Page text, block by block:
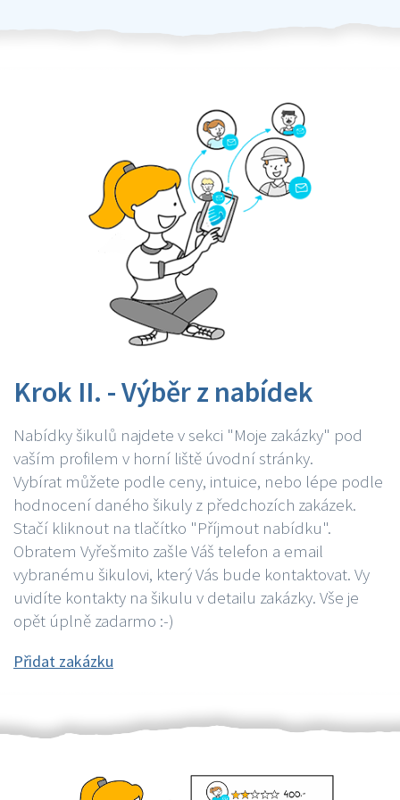
Krok II. - Výběr z nabídek
Nabídky šikulů najdete v sekci "Moje zakázky" pod
vaším profilem v horní liště úvodní stránky.
Vybírat můžete podle ceny, intuice, nebo lépe podle
hodnocení daného šikuly z předchozích zakázek.
Stačí kliknout na tlačítko "Příjmout nabídku".
Obratem Vyřešmito zašle Váš telefon a email
vybranému šikulovi, který Vás bude kontaktovat. Vy
uvidíte kontakty na šikulu v detailu zakázky. Vše je
opět úplně zadarmo :-)
Přidat zakázku